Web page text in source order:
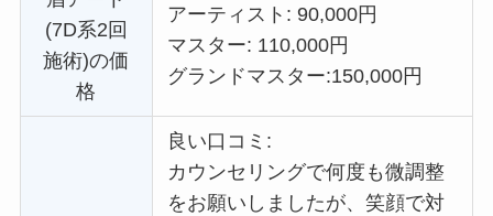
(7D系2回
施術)の価
格
アーティスト: 90,000円
マスター: 110,000円
グランドマスター:150,000円
良い口コミ:
カウンセリングで何度も微調整
をお願いしましたが、笑顔で対